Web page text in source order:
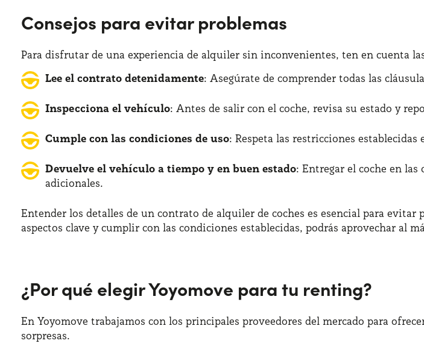
Consejos para evitar problemas
Para disfrutar de una experiencia de alquiler sin inconvenientes, ten en cuenta
Lee el contrato detenidamente: Asegúrate de comprender todas las
Inspecciona el vehículo: Antes de salir con el coche, revisa su estado y
Cumple con las condiciones de uso: Respeta las restricciones
Devuelve el vehículo a tiempo y en buen estado: Entregar el coche en
adicionales.​
Entender los detalles de un contrato de alquiler de coches es esencial para
aspectos clave y cumplir con las condiciones establecidas, podrás aprovechar al
¿Por qué elegir Yoyomove para tu renting?
En Yoyomove trabajamos con los principales proveedores del mercado para
sorpresas.